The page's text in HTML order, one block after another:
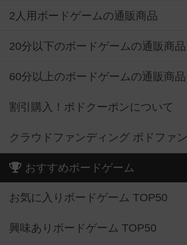
2人用ボードゲームの通販商品
20分以下のボードゲームの通販商品
60分以上のボードゲームの通販商品
割引購入！ボドクーポンについて
クラウドファンディング ボドファン
おすすめボードゲーム
お気に入りボードゲーム TOP50
興味ありボードゲーム TOP50